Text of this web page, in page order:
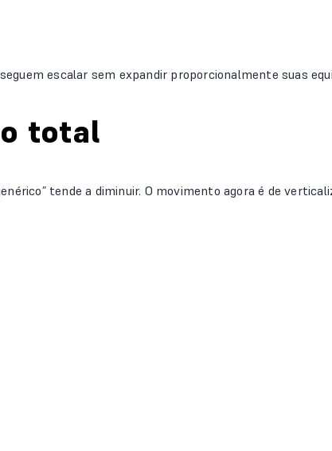
escalar sem expandir proporcionalmente suas
total
tende a diminuir. O movimento agora é de